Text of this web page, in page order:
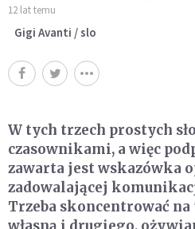
12 lat temu
Gigi Avanti / slo
W tych trzech prostych
czasownikami, a więc
zawarta jest wskazówka
zadowalającej
Trzeba skoncentrować